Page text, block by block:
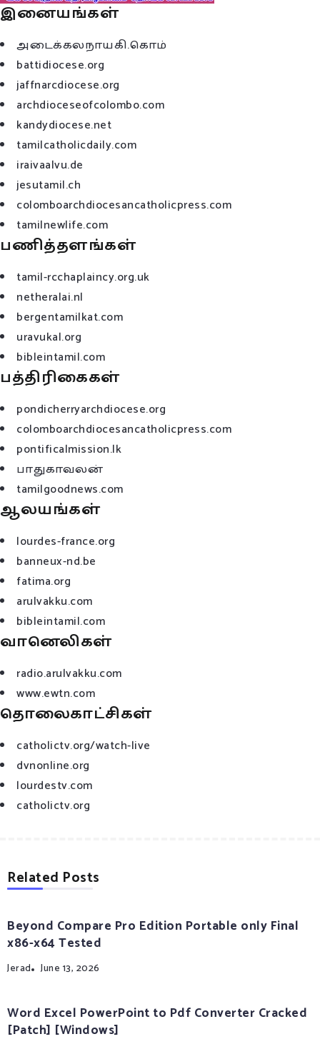
இனையங்கள்
அடைக்கலநாயகி.கொம்
battidiocese.org
jaffnarcdiocese.org
archdioceseofcolombo.com
kandydiocese.net
tamilcatholicdaily.com
iraivaalvu.de
jesutamil.ch
colomboarchdiocesancatholicpress.com
tamilnewlife.com
பணித்தளங்கள்
tamil-rcchaplaincy.org.uk
netheralai.nl
bergentamilkat.com
uravukal.org
bibleintamil.com
பத்திரிகைகள்
pondicherryarchdiocese.org
colomboarchdiocesancatholicpress.com
pontificalmission.lk
பாதுகாவலன்
tamilgoodnews.com
ஆலயங்கள்
lourdes-france.org
banneux-nd.be
fatima.org
arulvakku.com
bibleintamil.com
வானெலிகள்
radio.arulvakku.com
www.ewtn.com
தொலைகாட்சிகள்
catholictv.org/watch-live
dvnonline.org
lourdestv.com
catholictv.org
Related Posts
Beyond Compare Pro Edition Portable only Final
x86-x64 Tested
Jerad June 13, 2026
Word Excel PowerPoint to Pdf Converter Cracked
[Patch] [Windows]